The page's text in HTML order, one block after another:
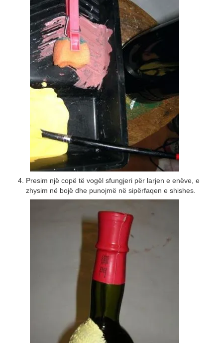
Presim një copë të vogël sfungjeri për larjen e enëve, e
zhysim në bojë dhe punojmë në sipërfaqen e shishes.